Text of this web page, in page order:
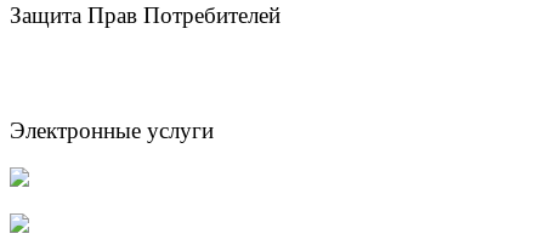
Защита Прав Потребителей
Электронные услуги